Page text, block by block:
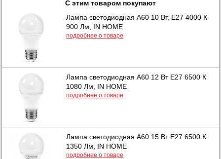
С этим товаром покупают
Лампа светодиодная A60 10 Вт, Е27 4000 К
900 Лм, IN HOME
подробнее о товаре
Лампа светодиодная A60 12 Вт Е27 6500 К
1080 Лм, IN HOME
подробнее о товаре
Лампа светодиодная A60 15 Вт Е27 6500 К
1350 Лм, IN HOME
подробнее о товаре